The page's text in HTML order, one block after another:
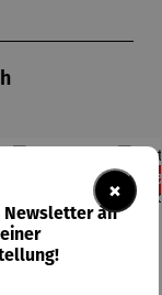
15% gespart Rabatt
×
Newsletter an